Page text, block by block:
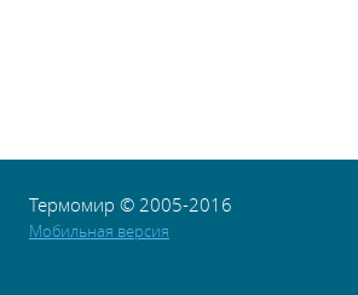
Термомир © 2005-2016
Мобильная версия